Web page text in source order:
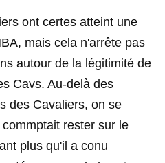
ont certes atteint une
mais cela n'arrête pas
autour de la légitimité de
Cavs. Au-delà des
des Cavaliers, on se
rester sur le
plus qu'il a conu